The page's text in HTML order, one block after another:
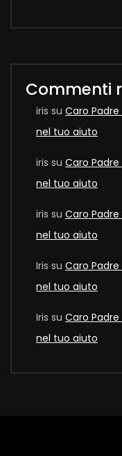
Commenti
iris su Caro
nel tuo aiuto
iris su Caro
nel tuo aiuto
iris su Caro
nel tuo aiuto
Iris su Caro
nel tuo aiuto
Iris su Caro
nel tuo aiuto